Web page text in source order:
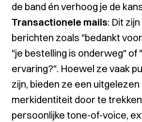
de band én verhoog je de
Transactionele mails: Dit
berichten zoals "bedankt
"je bestelling is onderweg" of
ervaring?". Hoewel ze vaak
zijn, bieden ze een uitgelezen
merkidentiteit door te
persoonlijke tone-of-voice,